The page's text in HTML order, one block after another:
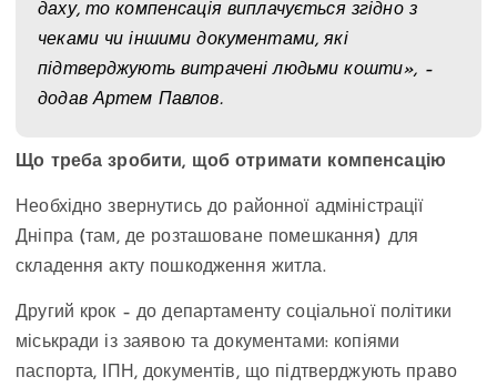
даху, то компенсація виплачується згідно з
чеками чи іншими документами, які
підтверджують витрачені людьми кошти», –
додав Артем Павлов.
Що треба зробити, щоб отримати компенсацію
Необхідно звернутись до районної адміністрації
Дніпра (там, де розташоване помешкання) для
складення акту пошкодження житла.
Другий крок – до департаменту соціальної політики
міськради із заявою та документами: копіями
паспорта, ІПН, документів, що підтверджують право